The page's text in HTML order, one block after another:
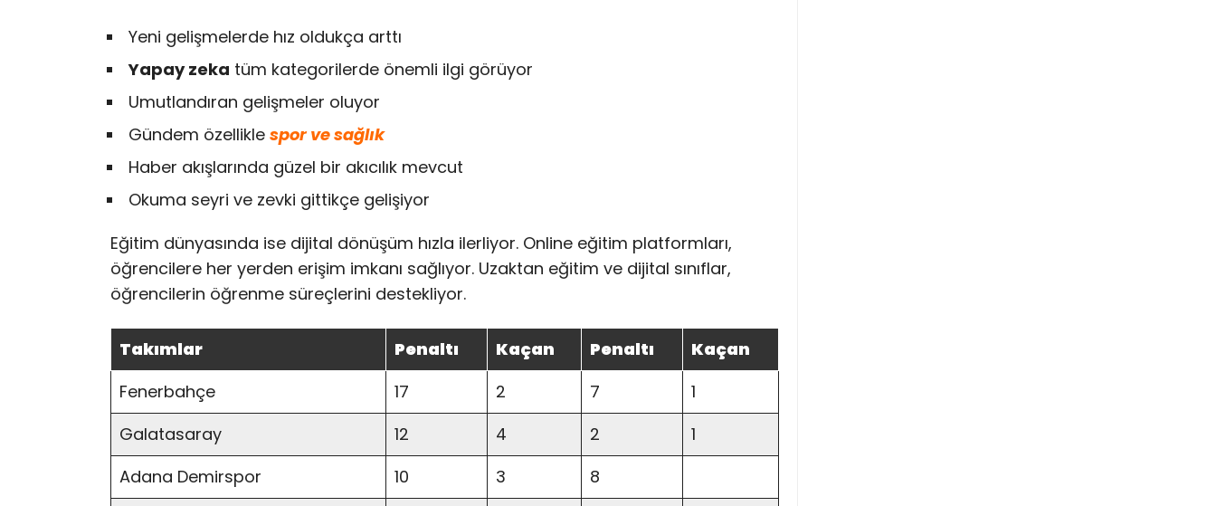
Yeni gelişmelerde hız oldukça arttı
Yapay zeka tüm kategorilerde önemli ilgi görüyor
Umutlandıran gelişmeler oluyor
Gündem özellikle spor ve sağlık
Haber akışlarında güzel bir akıcılık mevcut
Okuma seyri ve zevki gittikçe gelişiyor
Eğitim dünyasında ise dijital dönüşüm hızla ilerliyor. Online eğitim platformları,
öğrencilere her yerden erişim imkanı sağlıyor. Uzaktan eğitim ve dijital sınıflar,
öğrencilerin öğrenme süreçlerini destekliyor.
Takımlar Penaltı Kaçan Penaltı
Kaçan
Fenerbahçe
17 2 7
1
Galatasaray
12 4 2
1
Adana Demirspor
10 3
8